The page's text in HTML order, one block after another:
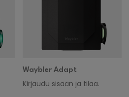
Waybler Adapt
Kirjaudu sisään ja tilaa.